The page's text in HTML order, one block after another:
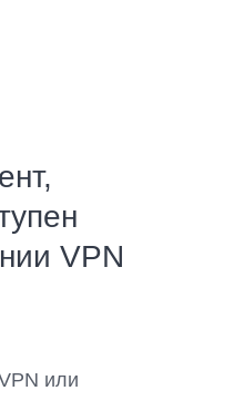
VPN
или